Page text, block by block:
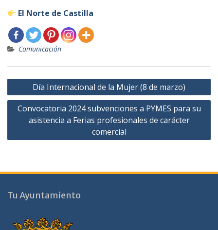
El Norte de Castilla
Comunicación
Navegación
de
entradas
Día Internacional de la Mujer (8 de marzo)
Convocatoria 2024 subvenciones a PYMES para su
asistencia a Ferias profesionales de carácter
comercial
Tu Ayuntamiento